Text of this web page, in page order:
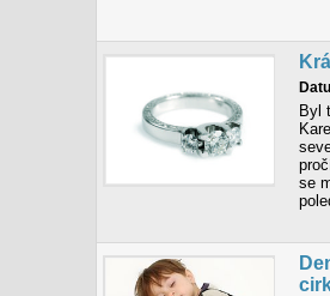
Byl
se